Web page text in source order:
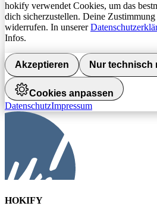
hokify verwendet Cookies, um das
dich sicherzustellen. Deine
widerrufen. In unserer
Infos.
Akzeptieren Nur technisch
Cookies anpassen
DatenschutzImpressum
HOKIFY